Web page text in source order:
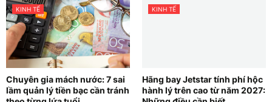
KINH TẾ
Chuyên gia mách nước: 7 sai
lầm quản lý tiền bạc cần tránh
KINH TẾ
Hãng bay Jetstar tính phí hộc
hành lý trên cao từ năm 2027: